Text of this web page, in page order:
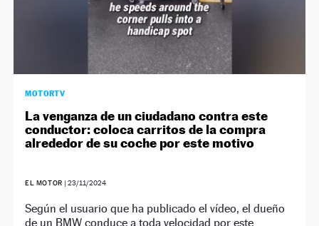
MOTORTV
La venganza de un ciudadano contra este
conductor: coloca carritos de la compra
alrededor de su coche por este motivo
EL MOTOR | 23/11/2024
Según el usuario que ha publicado el vídeo, el dueño
de un BMW conduce a toda velocidad por este